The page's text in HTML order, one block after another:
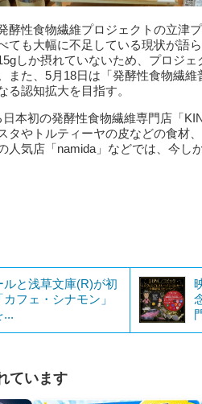
酵性食物繊維プロジェクトの立津
ても大幅に不足している現状が語
しか摂れていないため、プロジ
また、5月18日は「発酵性食物繊維
る認知拡大を目指す。
本初の発酵性食物繊維専門店「
タやトルティーヤの皮などの食材
人気店「namida」などでは、今し
ルと浅草文庫(R)が初
フェ・シナモン」
...
ています